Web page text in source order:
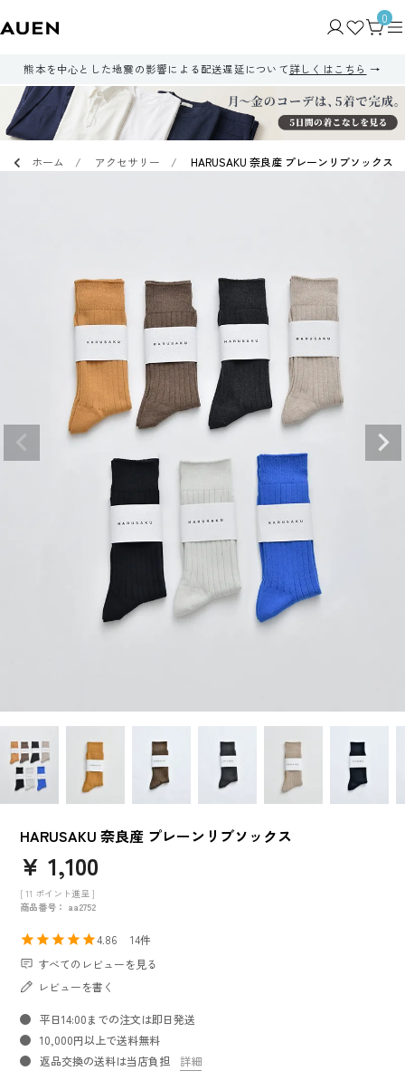
0
熊本を中心とした地震の影響による配送遅延について詳しくはこちら
ホーム アクセサリー HARUSAKU 奈良産 プレーンリブソックス
HARUSAKU 奈良産 プレーンリブソックス
¥ 1,100
[ 11 ポイント進呈 ]
商品番号
aa2752
4.86
14
すべてのレビューを見る
レビューを書く
平日14:00までの注文は即日発送
10,000円以上で送料無料
返品交換の送料は当店負担
詳細